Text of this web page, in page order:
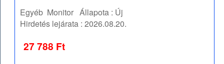
Egyéb Monitor Állapota : Új
Hirdetés lejárata :2026.08.20.
27 788 Ft